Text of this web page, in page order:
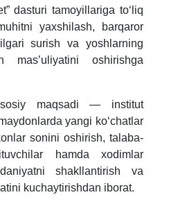
dasturi tamoyillariga toʻliq
yaxshilash, barqaror
surish va yoshlarning
masʼuliyatini oshirishga
maqsadi — institut
yangi koʻchatlar
sonini oshirish, talaba-
hamda xodimlar
shakllantirish va
kuchaytirishdan iborat.